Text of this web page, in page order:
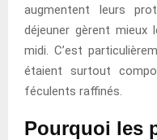
augmentent leurs
déjeuner gèrent mieux
midi. C’est
étaient surtout
féculents raffinés.
Pourquoi les